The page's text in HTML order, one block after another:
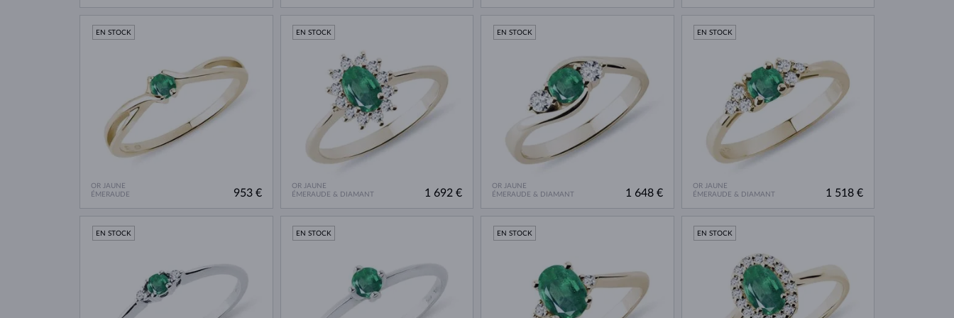
OR JAUNE
ÉMERAUDE
EN STOCK
953 €
OR JAUNE
ÉMERAUDE & DIAMANT
EN STOCK
1 692 €
OR JAUNE
ÉMERAUDE & DIAMANT
EN STOCK
1 648 €
OR JAUNE
ÉMERAUDE & DIAMANT
EN STOCK
1 518 €
EN STOCK EN STOCK EN STOCK EN STOCK